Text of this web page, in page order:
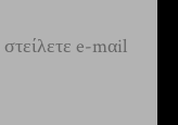
στείλετε e-mαil